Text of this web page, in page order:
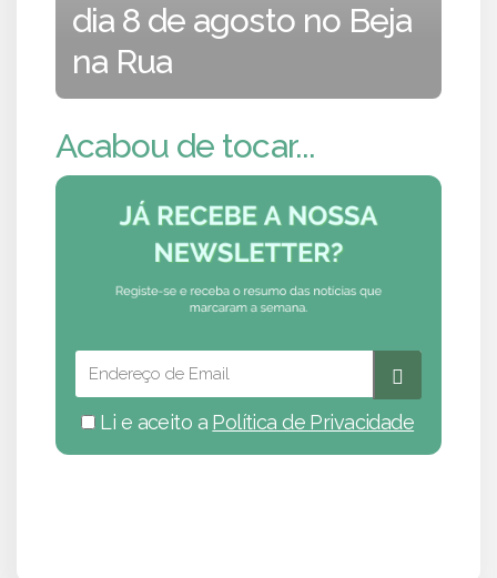
dia 8 de agosto no Beja
na Rua
Acabou de tocar...
Li e aceito a Política de Privacidade